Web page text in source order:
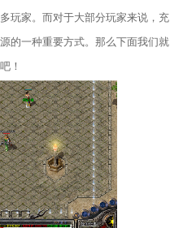
玩家。而对于大部分玩家来说，充
的一种重要方式。那么下面我们就
！